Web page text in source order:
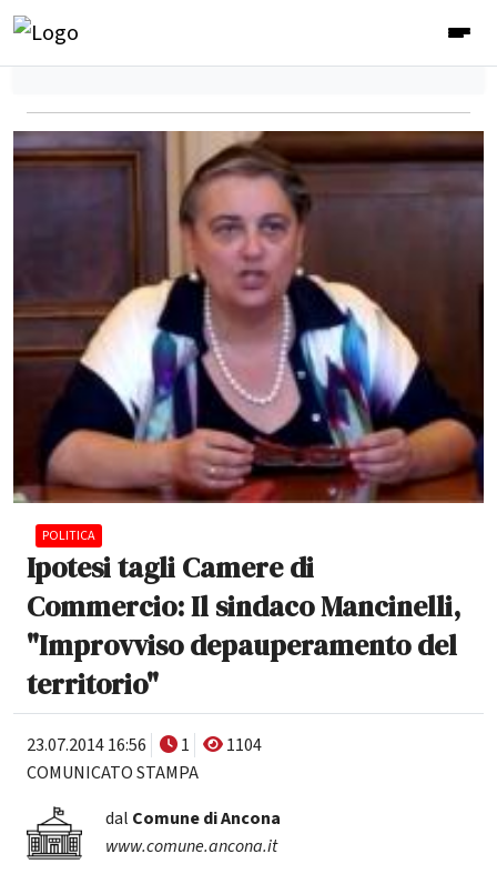
POLITICA
Ipotesi tagli Camere di
Commercio: Il sindaco Mancinelli,
"Improvviso depauperamento del
territorio"
23.07.2014 16:56 1
1104
COMUNICATO STAMPA
dal Comune di Ancona
www.comune.ancona.it